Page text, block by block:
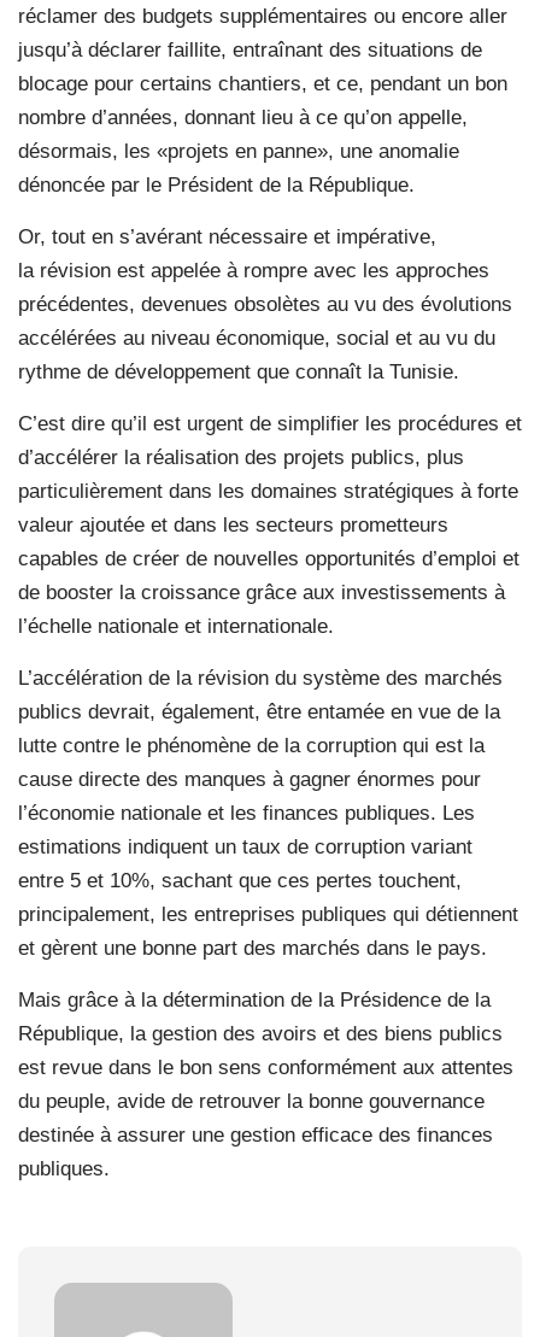
réclamer des budgets supplémentaires ou encore aller
jusqu’à déclarer faillite, entraînant des situations de
blocage pour certains chantiers, et ce, pendant un bon
nombre d’années, donnant lieu à ce qu’on appelle,
désormais, les «projets en panne», une anomalie
dénoncée par le Président de la République.
Or, tout en s’avérant nécessaire et impérative,
la révision est appelée à rompre avec les approches
précédentes, devenues obsolètes au vu des évolutions
accélérées au niveau économique, social et au vu du
rythme de développement que connaît la Tunisie.
C’est dire qu’il est urgent de simplifier les procédures et
d’accélérer la réalisation des projets publics, plus
particulièrement dans les domaines stratégiques à forte
valeur ajoutée et dans les secteurs prometteurs
capables de créer de nouvelles opportunités d’emploi et
de booster la croissance grâce aux investissements à
l’échelle nationale et internationale.
L’accélération de la révision du système des marchés
publics devrait, également, être entamée en vue de la
lutte contre le phénomène de la corruption qui est la
cause directe des manques à gagner énormes pour
l’économie nationale et les finances publiques. Les
estimations indiquent un taux de corruption variant
entre 5 et 10%, sachant que ces pertes touchent,
principalement, les entreprises publiques qui détiennent
et gèrent une bonne part des marchés dans le pays.
Mais grâce à la détermination de la Présidence de la
République, la gestion des avoirs et des biens publics
est revue dans le bon sens conformément aux attentes
du peuple, avide de retrouver la bonne gouvernance
destinée à assurer une gestion efficace des finances
publiques.